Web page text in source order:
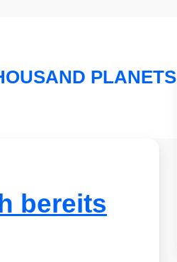
PLANETS
bereits